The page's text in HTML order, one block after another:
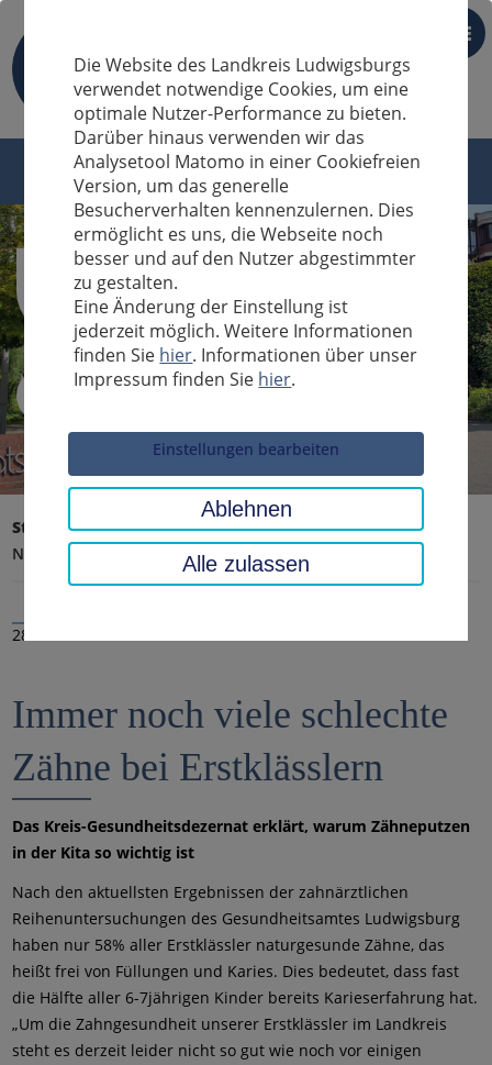
DE
Sucheingabe
Startseite Landratsamt, Landkreis
Aktuelles
Nachrichten
28.09.2023
Immer noch viele schlechte
Zähne bei Erstklässlern
Das Kreis-Gesundheitsdezernat erklärt, warum Zähneputzen
in der Kita so wichtig ist
Nach den aktuellsten Ergebnissen der zahnärztlichen
Reihenuntersuchungen des Gesundheitsamtes Ludwigsburg
haben nur 58% aller Erstklässler naturgesunde Zähne, das
heißt frei von Füllungen und Karies. Dies bedeutet, dass fast
die Hälfte aller 6-7jährigen Kinder bereits Karieserfahrung hat.
„Um die Zahngesundheit unserer Erstklässler im Landkreis
steht es derzeit leider nicht so gut wie noch vor einigen
Die Website des Landkreis Ludwigsburgs
verwendet notwendige Cookies, um eine
optimale Nutzer-Performance zu bieten.
Darüber hinaus verwenden wir das
Analysetool Matomo in einer Cookiefreien
Version, um das generelle
Besucherverhalten kennenzulernen. Dies
ermöglicht es uns, die Webseite noch
besser und auf den Nutzer abgestimmter
zu gestalten.
Eine Änderung der Einstellung ist
jederzeit möglich. Weitere Informationen
finden Sie hier. Informationen über unser
Impressum finden Sie hier.
Einstellungen bearbeiten
Ablehnen
Alle zulassen